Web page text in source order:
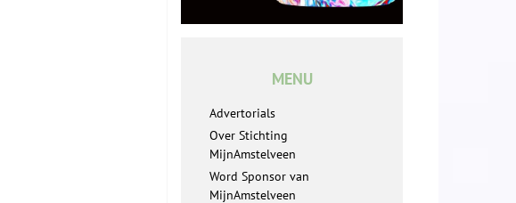
MENU
Advertorials
Over Stichting
MijnAmstelveen
Word Sponsor van
MijnAmstelveen